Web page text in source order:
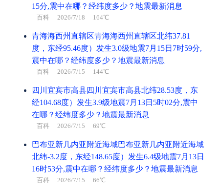
15分,震中在哪？经纬度多少？地震最新消息
百科 2026/7/18 164℃
青海海西州直辖区青海海西州直辖区北纬37.81
度，东经95.46度）发生3.0级地震7月15日7时59分,
震中在哪？经纬度多少？地震最新消息
百科 2026/7/15 144℃
四川宜宾市高县四川宜宾市高县北纬28.53度，东
经104.68度）发生3.9级地震7月13日5时02分,震中
在哪？经纬度多少？地震最新消息
百科 2026/7/15 69℃
巴布亚新几内亚附近海域巴布亚新几内亚附近海域
北纬-3.2度，东经148.65度）发生6.4级地震7月13日
16时53分,震中在哪？经纬度多少？地震最新消息
百科 2026/7/15 66℃